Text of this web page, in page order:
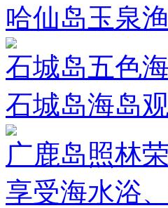
哈仙岛玉泉
石城岛五色
石城岛海岛
广鹿岛照林
享受海水浴